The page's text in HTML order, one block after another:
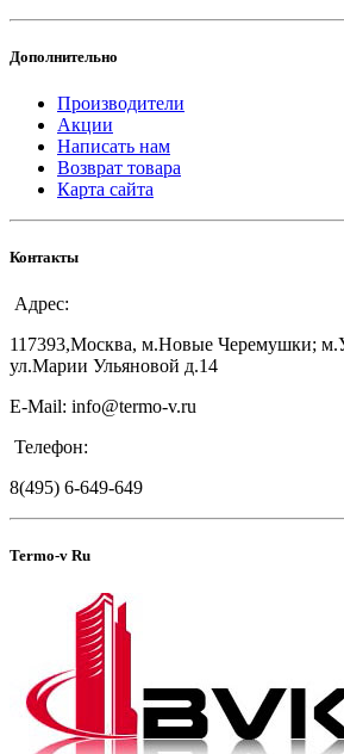
Дополнительно
Производители
Акции
Написать нам
Возврат товара
Карта сайта
Контакты
Адрес:
117393,Москва, м.Новые Черемушки;
ул.Марии Ульяновой д.14
E-Mail: info@termo-v.ru
Телефон:
8(495) 6-649-649
Termo-v Ru